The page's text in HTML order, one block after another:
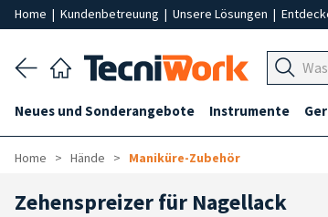
Home | Kundenbetreuung | Unsere Lösungen |
Neues und Sonderangebote Instrumente
Home Hände Maniküre-Zubehör
Zehenspreizer für Nagellack